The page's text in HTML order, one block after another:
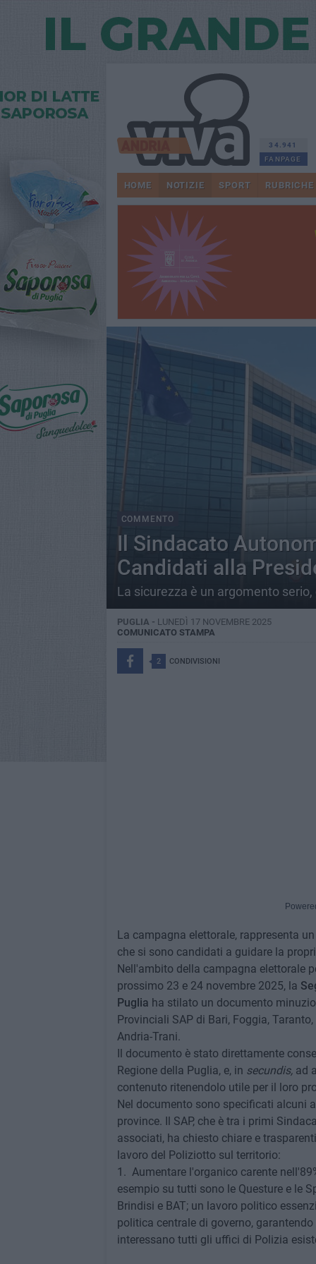
34.941
FANPAGE
HOME NOTIZIE SPORT RUBRICHE
COMMENTO
Il Sindacato
Candidati alla
La sicurezza è un argomento
PUGLIA - LUNEDÌ 17 NOVEMBRE 2025
COMUNICATO STAMPA
2 CONDIVISIONI
La campagna elettorale, rappresenta
che si sono candidati a guidare la
Nell'ambito della campagna elettorale
prossimo 23 e 24 novembre 2025, la
Puglia ha stilato un documento
Provinciali SAP di Bari, Foggia,
Andria-Trani.
Il documento è stato direttamente
Regione della Puglia, e, in secundis,ad
contenuto ritenendolo utile per il loro
Nel documento sono specificati alcuni
province. Il SAP, che è tra i primi
associati, ha chiesto chiare e
lavoro del Poliziotto sul territorio:
1.⁠ ⁠ Aumentare l'organico carente
esempio su tutti sono le Questure e le
Brindisi e BAT; un lavoro politico
politica centrale di governo,
interessano tutti gli uffici di Polizia